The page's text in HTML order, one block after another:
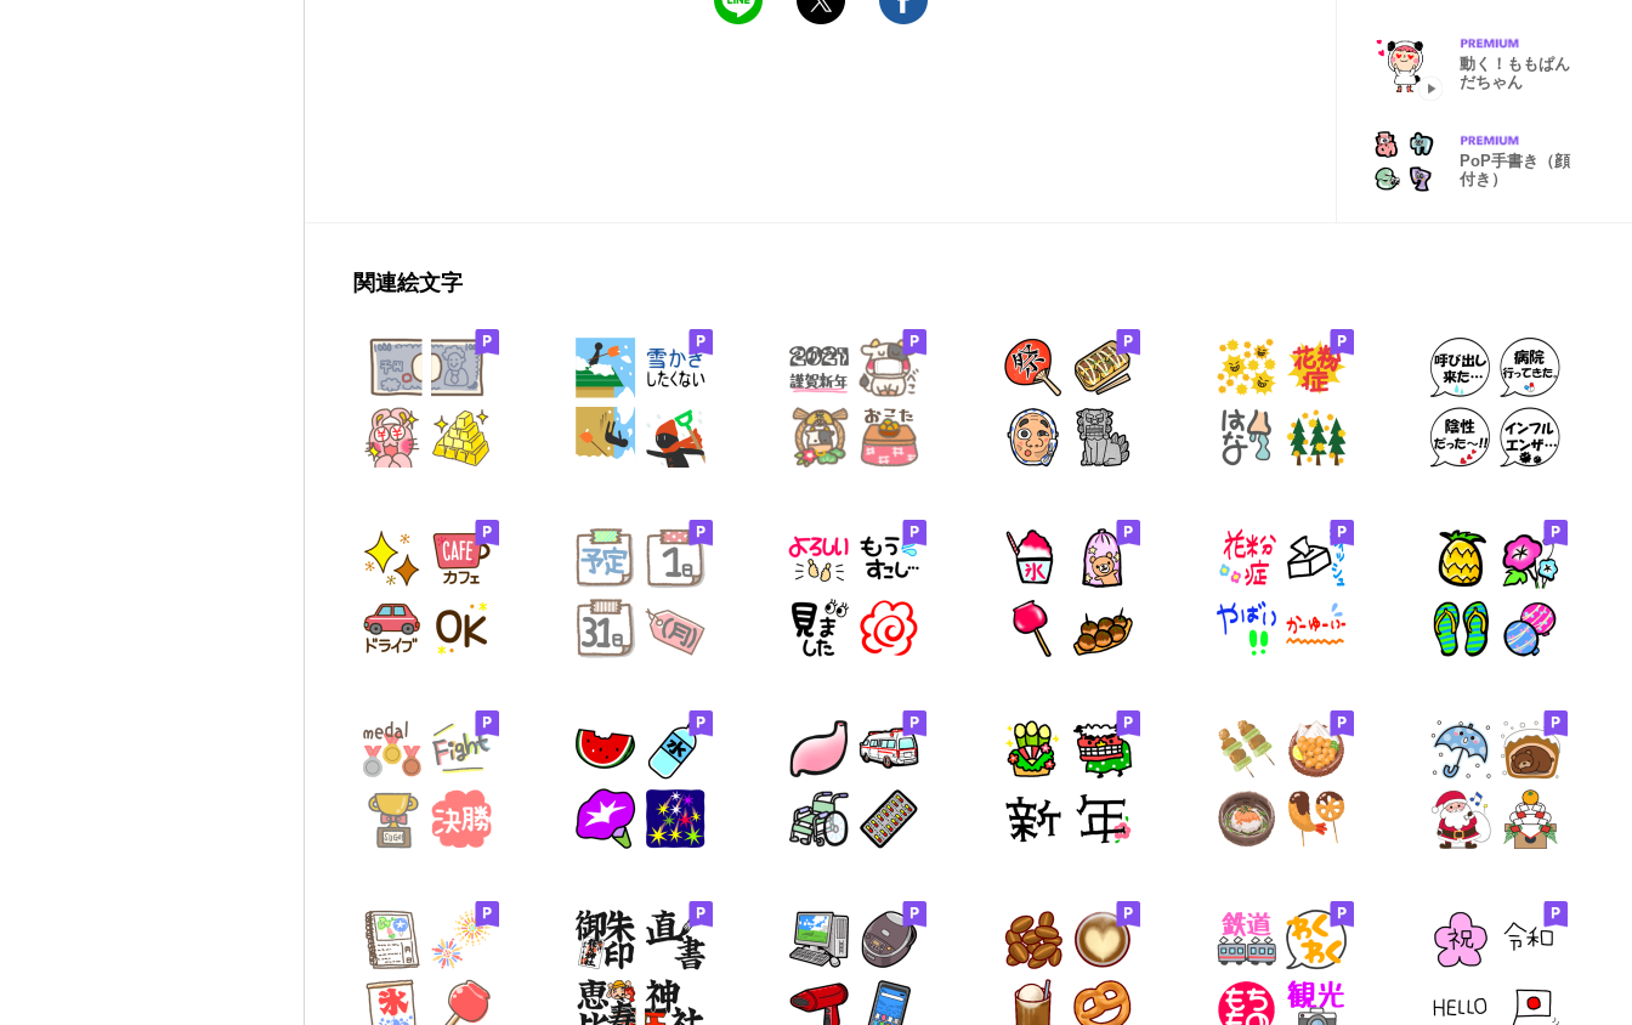
動く！ももぱん
だちゃん
PoP手書き（顔
付き）
関連絵文字